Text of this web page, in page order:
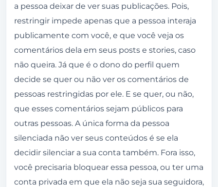
a pessoa deixar de ver suas publicações. Pois,
restringir impede apenas que a pessoa interaja
publicamente com você, e que você veja os
comentários dela em seus posts e stories, caso
não queira. Já que é o dono do perfil quem
decide se quer ou não ver os comentários de
pessoas restringidas por ele. E se quer, ou não,
que esses comentários sejam públicos para
outras pessoas. A única forma da pessoa
silenciada não ver seus conteúdos é se ela
decidir silenciar a sua conta também. Fora isso,
você precisaria bloquear essa pessoa, ou ter uma
conta privada em que ela não seja sua seguidora,